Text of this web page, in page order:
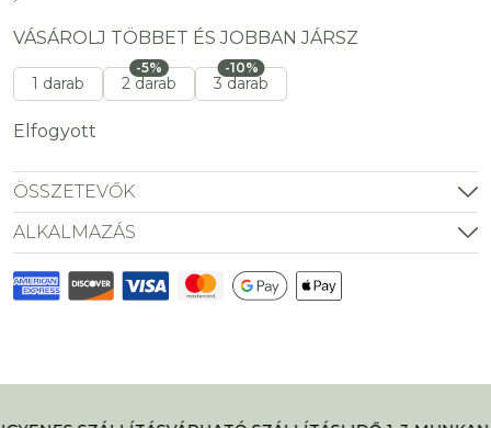
VÁSÁROLJ TÖBBET ÉS JOBBAN JÁRSZ
1 darab 2 darab
-5%
3 darab
-10%
Elfogyott
ÖSSZETEVŐK
ALKALMAZÁS